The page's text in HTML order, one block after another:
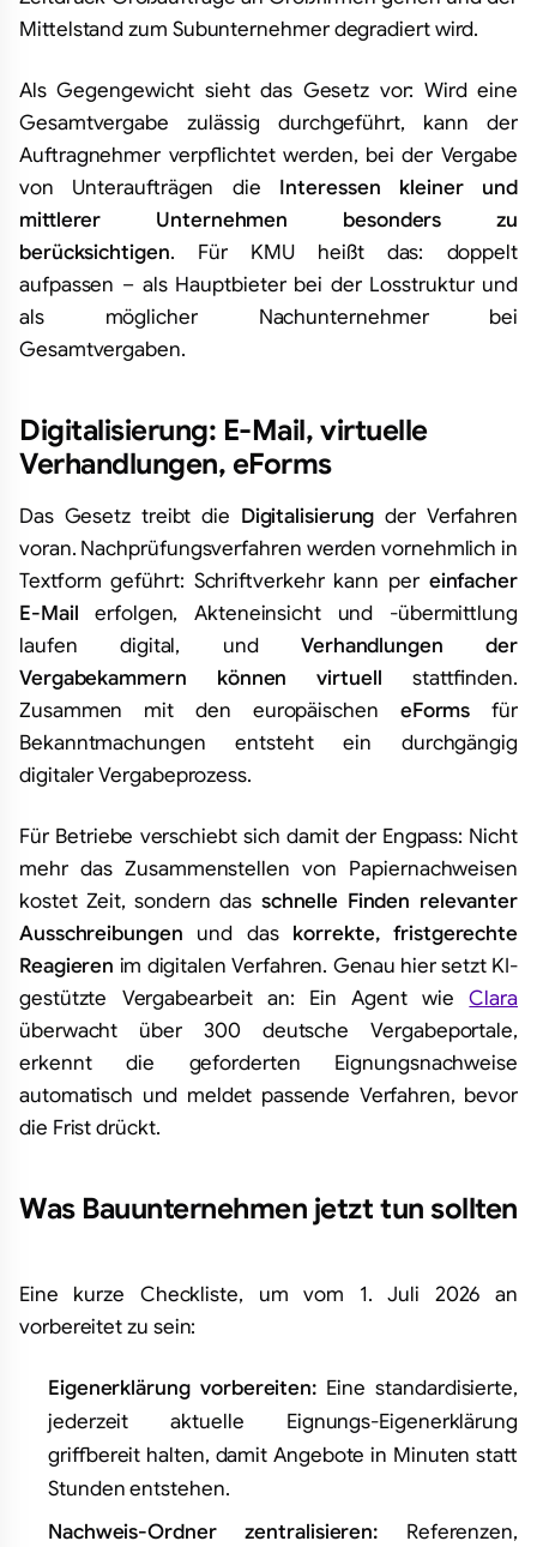
Mittelstand zum Subunternehmer degradiert wird.
Als Gegengewicht sieht das Gesetz vor: Wird eine
Gesamtvergabe zulässig durchgeführt, kann der
Auftragnehmer verpflichtet werden, bei der Vergabe
von Unteraufträgen die Interessen kleiner und
mittlerer Unternehmen besonders zu
berücksichtigen. Für KMU heißt das: doppelt
aufpassen – als Hauptbieter bei der Losstruktur und
als möglicher Nachunternehmer bei
Gesamtvergaben.
Digitalisierung: E-Mail, virtuelle
Verhandlungen, eForms
Das Gesetz treibt die Digitalisierung der Verfahren
voran. Nachprüfungsverfahren werden vornehmlich in
Textform geführt: Schriftverkehr kann per einfacher
E-Mail erfolgen, Akteneinsicht und -übermittlung
laufen digital, und Verhandlungen der
Vergabekammern können virtuell stattfinden.
Zusammen mit den europäischen eForms für
Bekanntmachungen entsteht ein durchgängig
digitaler Vergabeprozess.
Für Betriebe verschiebt sich damit der Engpass: Nicht
mehr das Zusammenstellen von Papiernachweisen
kostet Zeit, sondern das schnelle Finden relevanter
Ausschreibungen und das korrekte, fristgerechte
Reagieren im digitalen Verfahren. Genau hier setzt KI-
gestützte Vergabearbeit an: Ein Agent wieClara
überwacht über 300 deutsche Vergabeportale,
erkennt die geforderten Eignungsnachweise
automatisch und meldet passende Verfahren, bevor
die Frist drückt.
Was Bauunternehmen jetzt tun sollten
Eine kurze Checkliste, um vom 1. Juli 2026 an
vorbereitet zu sein:
Eigenerklärung vorbereiten: Eine standardisierte,
jederzeit aktuelle Eignungs-Eigenerklärung
griffbereit halten, damit Angebote in Minuten statt
Stunden entstehen.
Nachweis-Ordner zentralisieren: Referenzen,